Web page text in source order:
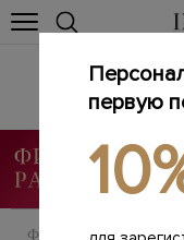
Главная /
ФИЛЬТРОВАТЬ
первую